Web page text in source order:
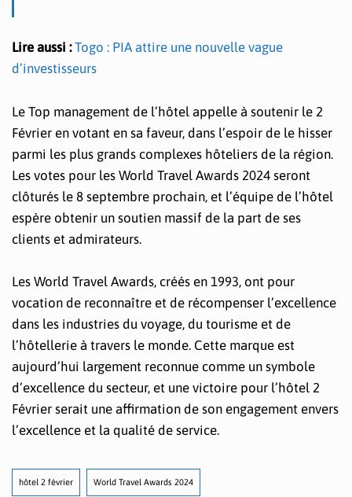
Lire aussi :Togo : PIA attire une nouvelle vague
d’investisseurs
Le Top management de l’hôtel appelle à soutenir le 2
Février en votant en sa faveur, dans l’espoir de le hisser
parmi les plus grands complexes hôteliers de la région.
Les votes pour les World Travel Awards 2024 seront
clôturés le 8 septembre prochain, et l’équipe de l’hôtel
espère obtenir un soutien massif de la part de ses
clients et admirateurs.
Les World Travel Awards, créés en 1993, ont pour
vocation de reconnaître et de récompenser l’excellence
dans les industries du voyage, du tourisme et de
l’hôtellerie à travers le monde. Cette marque est
aujourd’hui largement reconnue comme un symbole
d’excellence du secteur, et une victoire pour l’hôtel 2
Février serait une affirmation de son engagement envers
l’excellence et la qualité de service.
hôtel 2 février World Travel Awards 2024